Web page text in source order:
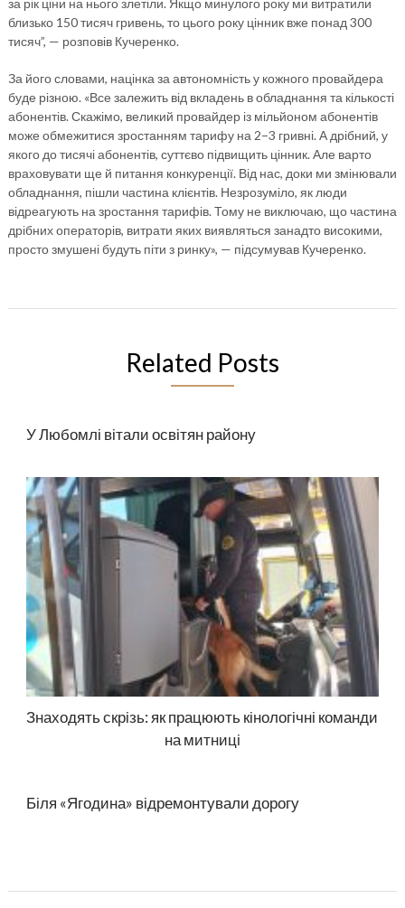
близько 150 тисяч гривень, то цього року цінник вже понад 300
тисяч”, — розповів Кучеренко.
За його словами, націнка за автономність у кожного провайдера
буде різною. «Все залежить від вкладень в обладнання та кількості
абонентів. Скажімо, великий провайдер із мільйоном абонентів
може обмежитися зростанням тарифу на 2−3 гривні. А дрібний, у
якого до тисячі абонентів, суттєво підвищить цінник. Але варто
враховувати ще й питання конкуренції. Від нас, доки ми змінювали
обладнання, пішли частина клієнтів. Незрозуміло, як люди
відреагують на зростання тарифів. Тому не виключаю, що частина
дрібних операторів, витрати яких виявляться занадто високими,
просто змушені будуть піти з ринку», — підсумував Кучеренко.
Related Posts
У Любомлі вітали освітян району
Знаходять скрізь: як працюють кінологічні команди
на митниці
Біля «Ягодина» відремонтували дорогу